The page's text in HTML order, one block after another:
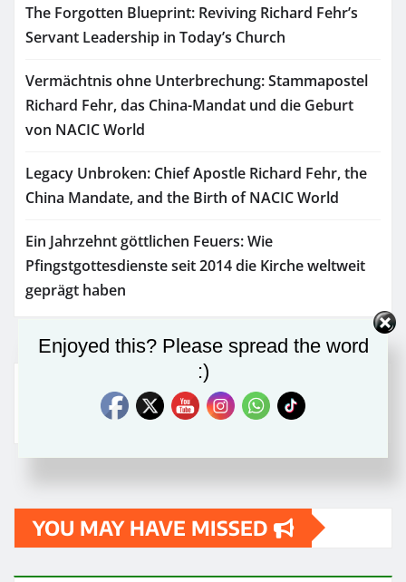
The Forgotten Blueprint: Reviving Richard Fehr’s
Servant Leadership in Today’s Church
Vermächtnis ohne Unterbrechung: Stammapostel
Richard Fehr, das China-Mandat und die Geburt
von NACIC World
Legacy Unbroken: Chief Apostle Richard Fehr, the
China Mandate, and the Birth of NACIC World
Ein Jahrzehnt göttlichen Feuers: Wie
Pfingstgottesdienste seit 2014 die Kirche weltweit
geprägt haben
LEARN MORE
YOU MAY HAVE MISSED
Enjoyed this? Please spread the word
:)